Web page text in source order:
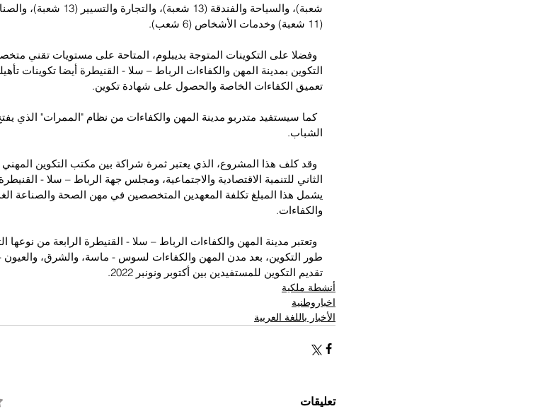
(11 شعبة) وخدمات الأشخاص (6 شعب).
وفضلا على التكوينات المتوجة بديبلوم، المتاحة على مستويات تقني
التكوين بمدينة المهن والكفاءات الرباط – سلا - القنيطرة أيضا تكوينات
تعميق الكفاءات الخاصة والحصول على شهادة تكوين.
كما سيستفيد متدربو مدينة المهن والكفاءات من نظام "الممرات" الذي
الشباب.
وقد كلف هذا المشروع، الذي يعتبر ثمرة شراكة بين مكتب التكوين
يشمل هذا المبلغ تكلفة المعهدين المتخصصين في مهن الصحة والصناعة
والكفاءات.
وتعتبر مدينة المهن والكفاءات الرباط – سلا - القنيطرة الرابعة من
طور التكوين، بعد مدن المهن والكفاءات لسوس - ماسة، والشرق،
تقديم التكوين للمستفيدين بين أكتوبر ونونبر 2022.
أنشطة ملكية
اخباروطنية
الأخبار باللغة العربية
تعليقات